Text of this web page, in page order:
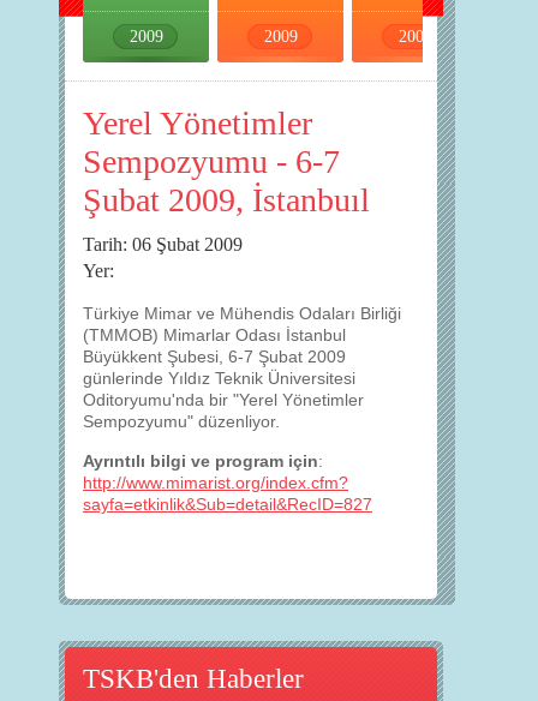
2009 2009 2009
Yerel Yönetimler
Sempozyumu - 6-7
Şubat 2009, İstanbuıl
Tarih: 06 Şubat 2009
Yer:
Türkiye Mimar ve Mühendis Odaları Birliği
(TMMOB) Mimarlar Odası İstanbul
Büyükkent Şubesi, 6-7 Şubat 2009
günlerinde Yıldız Teknik Üniversitesi
Oditoryumu'nda bir "Yerel Yönetimler
Sempozyumu" düzenliyor.
Ayrıntılı bilgi ve program için:
http://www.mimarist.org/index.cfm?
sayfa=etkinlik&Sub=detail&RecID=827
TSKB'den Haberler